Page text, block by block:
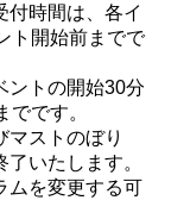
付時間は、各イ
ト開始前までで
ントの開始30分
です。
マストのぼり
いたします。
ムを変更する可